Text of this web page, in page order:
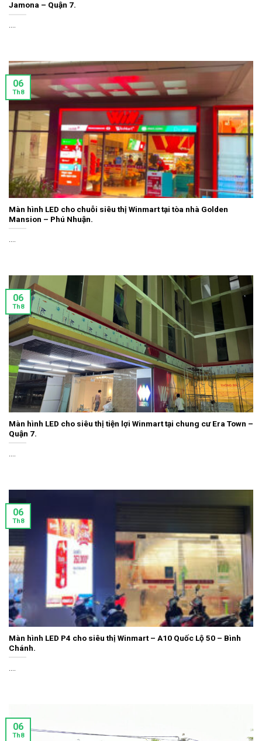
Jamona – Quận 7.
....
Màn hình LED cho chuỗi siêu thị Winmart tại tòa nhà Golden
Mansion – Phú Nhuận.
....
06
Th8
Màn hình LED cho siêu thị tiện lợi Winmart tại chung cư Era Town –
Quận 7.
06
Th8
Màn hình LED P4 cho siêu thị Winmart – A10 Quốc Lộ 50 – Bình
Chánh.
06
Th8
06
Th8